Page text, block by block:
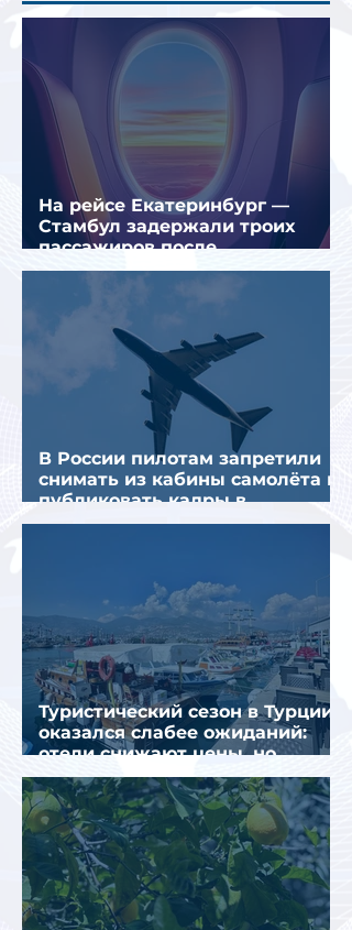
На рейсе Екатеринбург —
Стамбул задержали троих
пассажиров после
предполагаемой серии краж
В России пилотам запретили
снимать из кабины самолёта и
публиковать кадры в
интернете
Туристический сезон в Турции
оказался слабее ожиданий:
отели снижают цены, но
загрузка остается низкой